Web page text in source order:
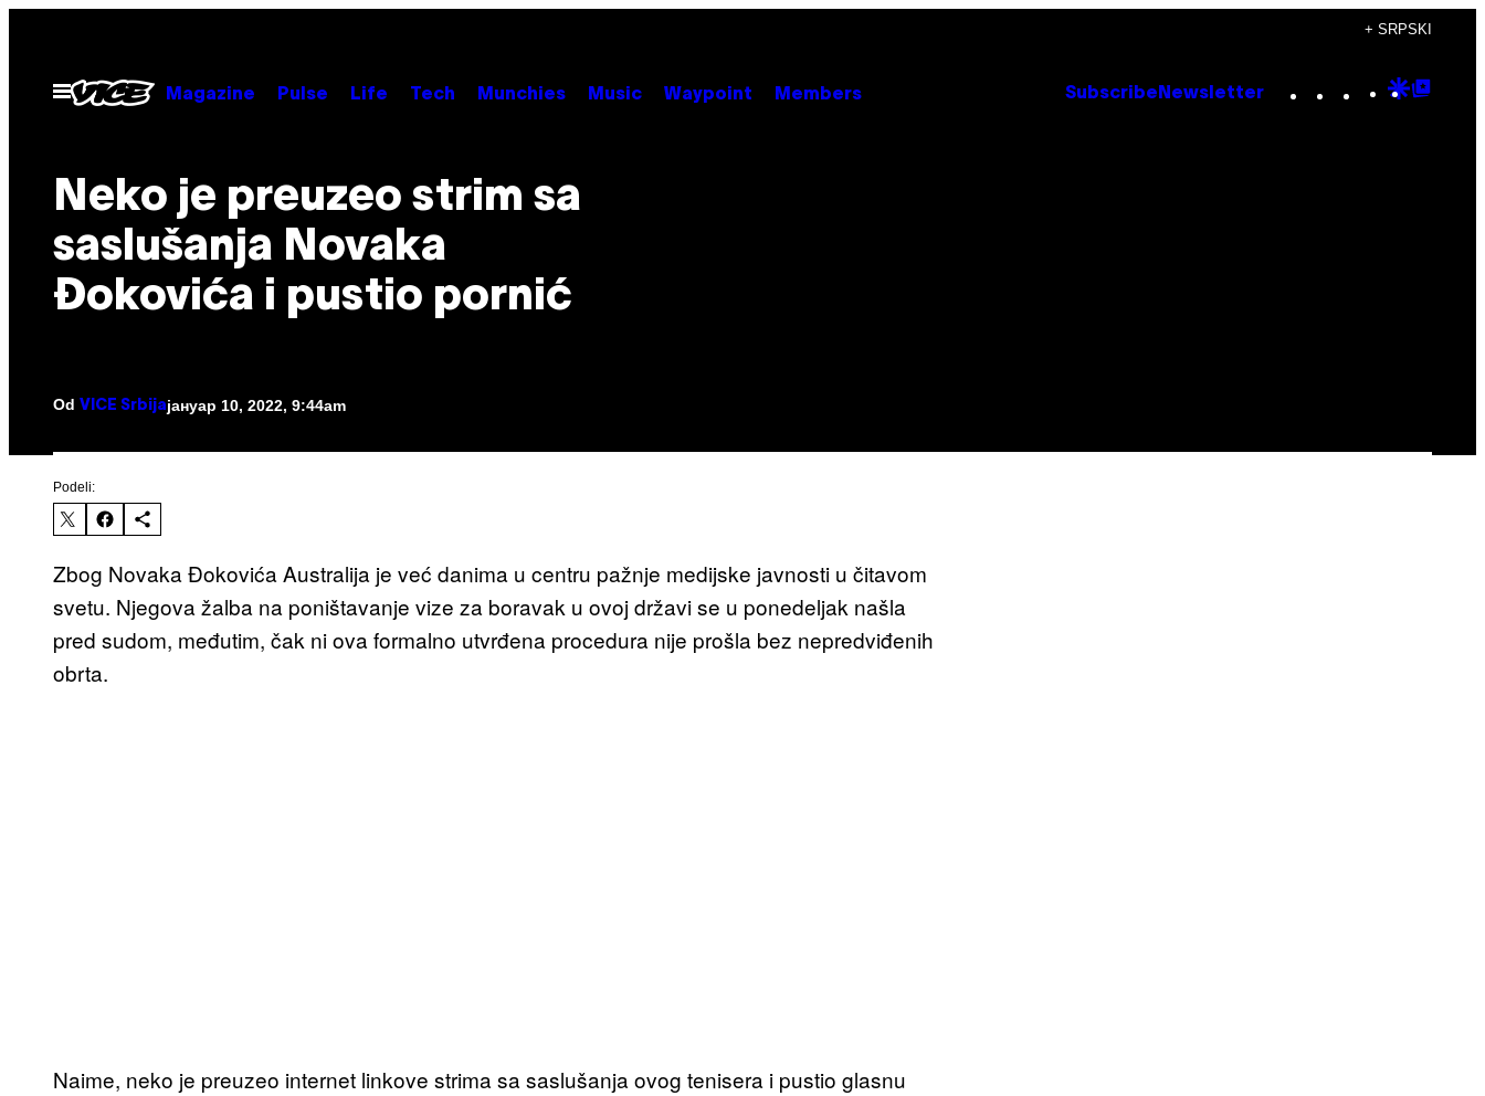
садржај
+ SRPSKI
Otvori
Meni
Magazine Pulse Life Tech Munchies Music Waypoint Members Subscribe Newsletter Instagram
TikTok
YouTube
Google
Neko je preuzeo strim sa
saslušanja Novaka
Đokovića i pustio pornić
Od VICE Srbijaјануар 10, 2022, 9:44am
Podeli:
Zbog Novaka Đokovića Australija je već danima u centru pažnje medijske javnosti u čitavom
svetu. Njegova žalba na poništavanje vize za boravak u ovoj državi se u ponedeljak našla
pred sudom, međutim, čak ni ova formalno utvrđena procedura nije prošla bez nepredviđenih
obrta.
Naime, neko je preuzeo internet linkove strima sa saslušanja ovog tenisera i pustio glasnu